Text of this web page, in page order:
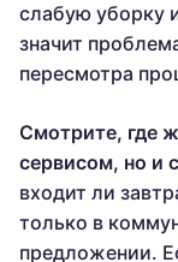
слабую уборку
значит
пересмотра
Смотрите, где
сервисом, но и
входит ли
только в
предложении.